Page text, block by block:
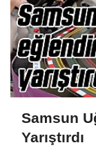
Samsun
Yarıştırdı